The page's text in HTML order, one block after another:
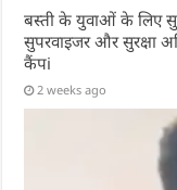
बस्ती के युवाओं के लिए
सुपरवाइजर और सुरक्षा
कैंपi
2 weeks ago